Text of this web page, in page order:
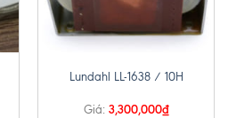
Lundahl LL-1638 / 10H
Giá: 3,300,000₫